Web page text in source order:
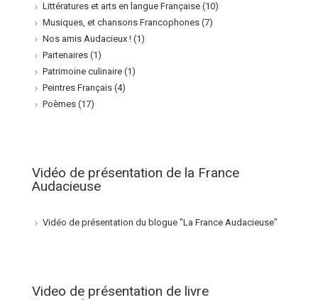
Littératures et arts en langue Française (10)
Musiques, et chansons Francophones (7)
Nos amis Audacieux ! (1)
Partenaires (1)
Patrimoine culinaire (1)
Peintres Français (4)
Poèmes (17)
Vidéo de présentation de la France
Audacieuse
Vidéo de présentation du blogue "La France Audacieuse"
Video de présentation de livre